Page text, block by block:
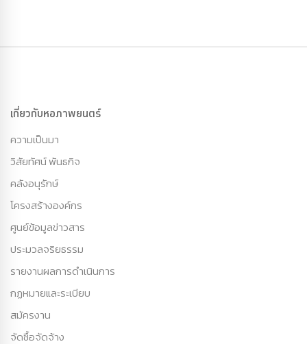
เกี่ยวกับหอภาพยนตร์
ความเป็นมา
วิสัยทัศน์ พันธกิจ
คลังอนุรักษ์
โครงสร้างองค์กร
ศูนย์ข้อมูลข่าวสาร
ประมวลจริยธรรม
รายงานผลการดำเนินการ
กฏหมายและระเบียบ
สมัครงาน
จัดซื้อจัดจ้าง